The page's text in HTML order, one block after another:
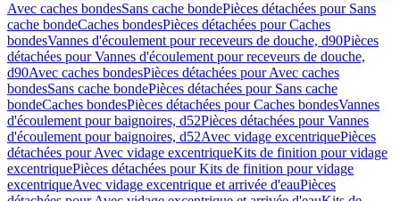
Avec caches bondesSans cache bondePièces détachées pour Sans
cache bondeCaches bondesPièces détachées pour Caches
bondesVannes d'écoulement pour receveurs de douche, d90Pièces
détachées pour Vannes d'écoulement pour receveurs de douche,
d90Avec caches bondesPièces détachées pour Avec caches
bondesSans cache bondePièces détachées pour Sans cache
bondeCaches bondesPièces détachées pour Caches bondesVannes
d'écoulement pour baignoires, d52Pièces détachées pour Vannes
d'écoulement pour baignoires, d52Avec vidage excentriquePièces
détachées pour Avec vidage excentriqueKits de finition pour vidage
excentriquePièces détachées pour Kits de finition pour vidage
excentriqueAvec vidage excentrique et arrivée d'eauPièces